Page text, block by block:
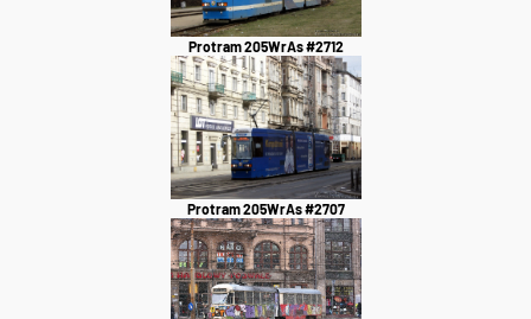
Protram 205WrAs #2712
Protram 205WrAs #2707